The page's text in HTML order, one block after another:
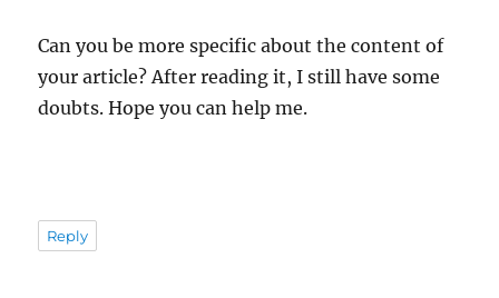
Can you be more specific about the content of
your article? After reading it, I still have some
doubts. Hope you can help me.
Reply